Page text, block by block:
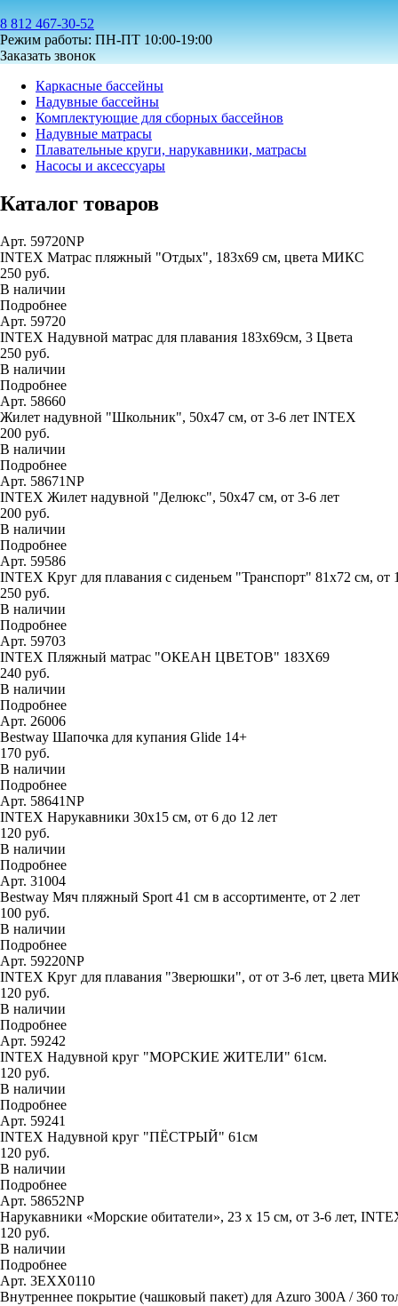
8 812 467-30-52
Режим работы: ПН-ПТ 10:00-19:00
Заказать звонок
Каркасные бассейны
Надувные бассейны
Комплектующие для сборных бассейнов
Надувные матрасы
Плавательные круги, нарукавники, матрасы
Насосы и аксессуары
Каталог товаров
Арт. 59720NP
INTEX Матрас пляжный "Отдых", 183х69 см, цвета МИКС
250 руб.
В наличии
Подробнее
Арт. 59720
INTEX Надувной матрас для плавания 183х69см, 3 Цвета
250 руб.
В наличии
Подробнее
Арт. 58660
Жилет надувной "Школьник", 50х47 см, от 3-6 лет INTEX
200 руб.
В наличии
Подробнее
Арт. 58671NP
INTEX Жилет надувной "Делюкс", 50х47 см, от 3-6 лет
200 руб.
В наличии
Подробнее
Арт. 59586
INTEX Круг для плавания с сиденьем "Транспорт" 81х72 см,
250 руб.
В наличии
Подробнее
Арт. 59703
INTEX Пляжный матрас "ОКЕАН ЦВЕТОВ" 183Х69
240 руб.
В наличии
Подробнее
Арт. 26006
Bestway Шапочка для купания Glide 14+
170 руб.
В наличии
Подробнее
Арт. 58641NP
INTEX Нарукавники 30х15 см, от 6 до 12 лет
120 руб.
В наличии
Подробнее
Арт. 31004
Bestway Мяч пляжный Sport 41 см в ассортименте, от 2 лет
100 руб.
В наличии
Подробнее
Арт. 59220NP
INTEX Круг для плавания "Зверюшки", от от 3-6 лет, цвета
120 руб.
В наличии
Подробнее
Арт. 59242
INTEX Надувной круг "МОРСКИЕ ЖИТЕЛИ" 61см.
120 руб.
В наличии
Подробнее
Арт. 59241
INTEX Надувной круг "ПЁСТРЫЙ" 61см
120 руб.
В наличии
Подробнее
Арт. 58652NP
Нарукавники «Морские обитатели», 23 х 15 см, от 3-6 лет,
120 руб.
В наличии
Подробнее
Арт. 3EXX0110
Внутреннее покрытие (чашковый пакет) для Azuro 300A / 360